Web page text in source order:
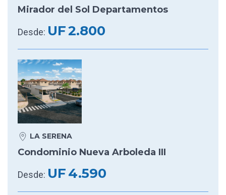
Mirador del Sol Departamentos
Desde: UF2.800
LA SERENA
Condominio Nueva Arboleda III
Desde: UF4.590